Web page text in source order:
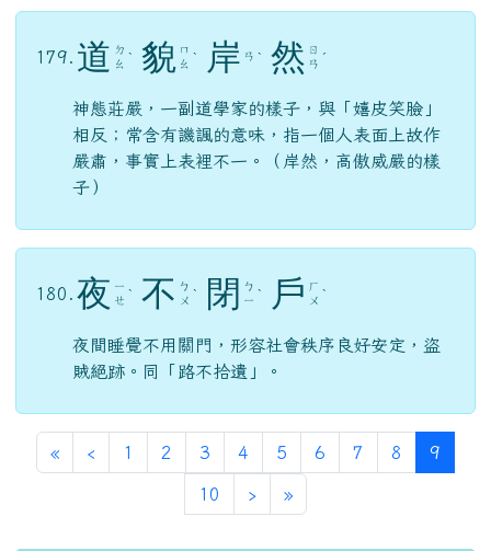
179. 道 ㄉ
ㄠ ˋ 貌 ㄇ
ㄠ ˋ 岸 ㄢ ˋ 然 ㄖ
ㄢ ˊ
神態莊嚴，一副道學家的樣子，與「嬉皮笑臉」
相反；常含有譏諷的意味，指一個人表面上故作
嚴肅，事實上表裡不一。（岸然，高傲威嚴的樣
子）
180. 夜 ㄧ
ㄝ ˋ 不 ㄅ
ㄨ ˋ 閉
ㄅ
ㄧ ˋ 戶 ㄏ
ㄨ ˋ
夜間睡覺不用關門，形容社會秩序良好安定，盜
賊絕跡。同「路不拾遺」。
«第一頁
‹ 上一頁
1 2 3 4 5 6 7 8 9
10 ›下一頁
»最後頁